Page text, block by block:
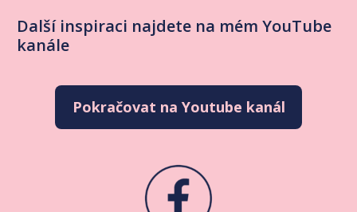
Další inspiraci najdete na mém YouTube
kanále
Pokračovat na Youtube kanál